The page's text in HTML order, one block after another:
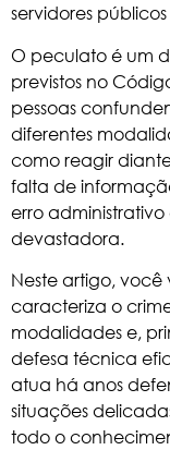
servidores públicos
O peculato é um
previstos no
pessoas
diferentes
como reagir
falta de
erro
devastadora.
Neste artigo,
caracteriza o
modalidades e,
defesa técnica
atua há anos
situações
todo o